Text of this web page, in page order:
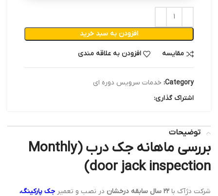
افزودن به سبد خرید
مقایسه افزودن به علاقه مندی
Category: خدمات سرویس دوره ای
اشتراک گذاری:
توضیحات
بررسی ماهانه جک درب (Monthly
door jack inspection)
شرکت دژآک با ۲۲ سال سابقه درخشان در نصب و تعمیر جک پارکینگ،